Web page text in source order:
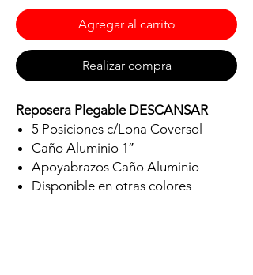
Agregar al carrito
Realizar compra
Reposera Plegable DESCANSAR
5 Posiciones c/Lona Coversol
Caño Aluminio 1″
Apoyabrazos Caño Aluminio
Disponible en otras colores